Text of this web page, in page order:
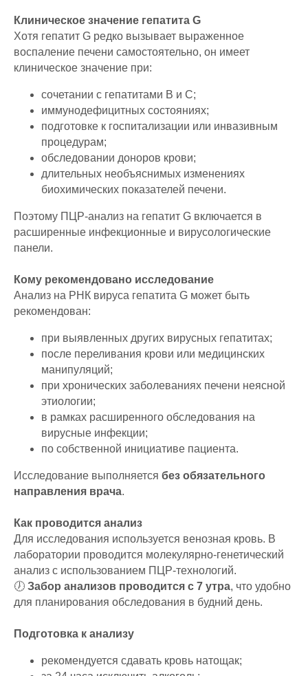
Клиническое значение гепатита G
Хотя гепатит G редко вызывает выраженное
воспаление печени самостоятельно, он имеет
клиническое значение при:
сочетании с гепатитами B и C;
иммунодефицитных состояниях;
подготовке к госпитализации или инвазивным
процедурам;
обследовании доноров крови;
длительных необъяснимых изменениях
биохимических показателей печени.
Поэтому ПЦР-анализ на гепатит G включается в
расширенные инфекционные и вирусологические
панели.
Кому рекомендовано исследование
Анализ на РНК вируса гепатита G может быть
рекомендован:
при выявленных других вирусных гепатитах;
после переливания крови или медицинских
манипуляций;
при хронических заболеваниях печени неясной
этиологии;
в рамках расширенного обследования на
вирусные инфекции;
по собственной инициативе пациента.
Исследование выполняется без обязательного
направления врача.
Как проводится анализ
Для исследования используется венозная кровь. В
лаборатории проводится молекулярно-генетический
анализ с использованием ПЦР-технологий.
🕖 Забор анализов проводится с 7 утра, что удобно
для планирования обследования в будний день.
Подготовка к анализу
рекомендуется сдавать кровь натощак;